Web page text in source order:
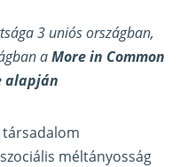
3 uniós országban,
aMore in Common
alapján
társadalom
méltányosság